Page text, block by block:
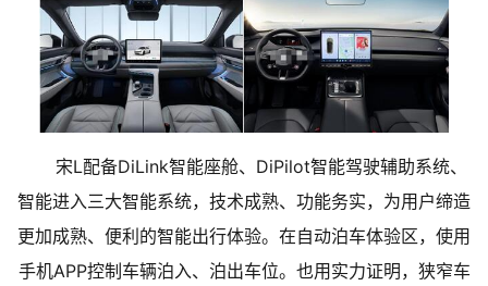
宋L配备DiLink智能座舱、DiPilot智能驾驶辅助系统、
智能进入三大智能系统，技术成熟、功能务实，为用户缔造
更加成熟、便利的智能出行体验。在自动泊车体验区，使用
手机APP控制车辆泊入、泊出车位。也用实力证明，狭窄车